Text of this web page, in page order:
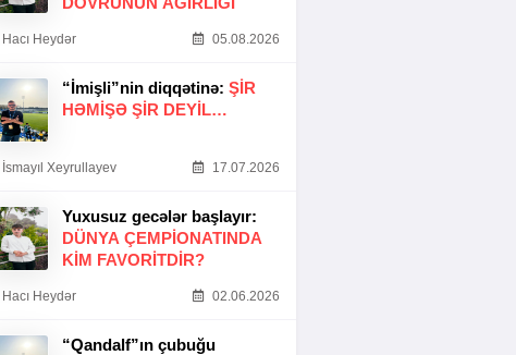
Hacı Heydər 05.08.2026
“İmişli”nin diqqətinə: ŞIR
HƏMIŞƏ ŞIR DEYIL…
İsmayıl Xeyrullayev 17.07.2026
Yuxusuz gecələr başlayır:
DÜNYA ÇEMPIONATINDA
KIM FAVORITDIR?
Hacı Heydər 02.06.2026
“Qandalf”ın çubuğu